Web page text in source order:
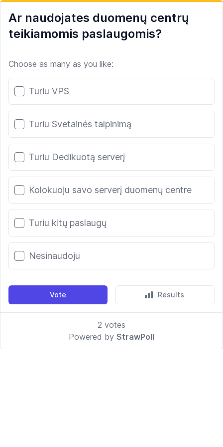
Ar naudojates duomenų centrų
teikiamomis paslaugomis?
Choose as many as you like:
Poll options
Turiu VPS
Turiu Svetainės talpinimą
Turiu Dedikuotą serverį
Kolokuoju savo serverį duomenų centre
Turiu kitų paslaugų
Nesinaudoju
Vote Results
2 votes
Powered by StrawPoll